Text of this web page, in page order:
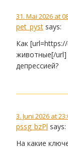
31. Mai 2026 at
pet_pyst says:
Как
животные[/url]
депрессией?
3. Juni 2026 at
pssg_bzPl says:
На какие